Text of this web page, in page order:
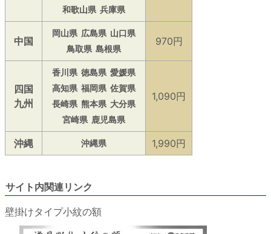
和歌山県 兵庫県
中国
岡山県 広島県 山口県
鳥取県 島根県
970円
四国
九州
香川県 徳島県 愛媛県
高知県 福岡県 佐賀県
長崎県 熊本県 大分県
宮崎県 鹿児島県
1,090円
沖縄 沖縄県 1,990円
サイト内関連リンク
壁掛けタイプ小紋の額